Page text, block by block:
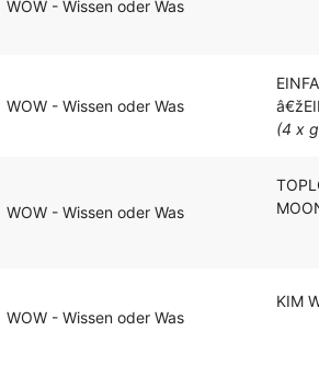
WOW - Wissen oder Was
WOW - Wissen oder Was
(4 x
WOW - Wissen oder Was
WOW - Wissen oder Was
KIM